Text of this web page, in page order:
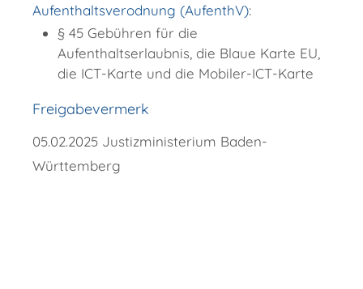
Aufenthaltsverodnung (AufenthV):
§ 45 Gebühren für die
Aufenthaltserlaubnis, die Blaue Karte EU,
die ICT-Karte und die Mobiler-ICT-Karte
Freigabevermerk
05.02.2025 Justizministerium Baden-
Württemberg